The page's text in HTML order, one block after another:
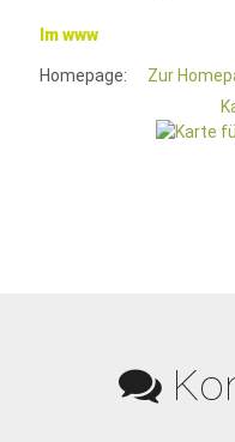
Im www
Homepage:
Zur